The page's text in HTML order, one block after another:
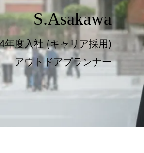
S.Asakawa
年度入社 (キャリア採用)
アウトドアプランナー